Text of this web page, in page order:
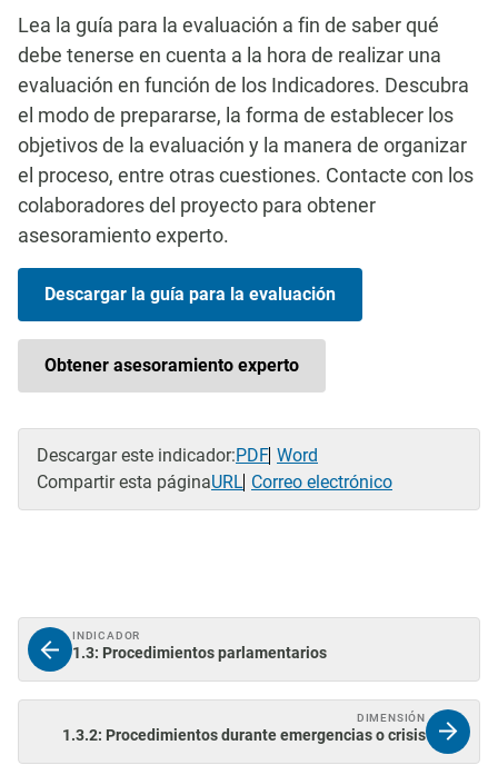
Lea la guía para la evaluación a fin de saber qué
debe tenerse en cuenta a la hora de realizar una
evaluación en función de los Indicadores. Descubra
el modo de prepararse, la forma de establecer los
objetivos de la evaluación y la manera de organizar
el proceso, entre otras cuestiones. Contacte con los
colaboradores del proyecto para obtener
asesoramiento experto.
Descargar la guía para la evaluación
Obtener asesoramiento experto
Descargar este indicador:PDF Word
Compartir esta páginaURL Correo electrónico
INDICADOR
1.3: Procedimientos parlamentarios
DIMENSIÓN
1.3.2: Procedimientos durante emergencias o crisis